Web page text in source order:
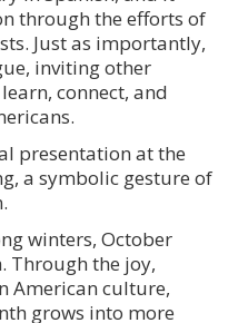
through the efforts of
Just as importantly,
inviting other
connect, and
presentation at the
a symbolic gesture of
winters, October
Through the joy,
American culture,
grows into more